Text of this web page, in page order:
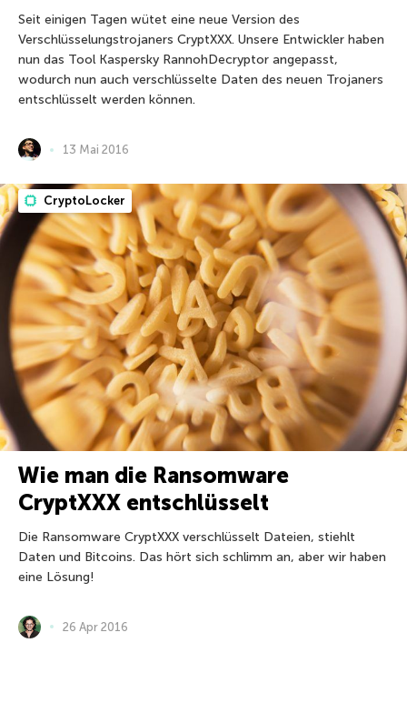
Seit einigen Tagen wütet eine neue Version des
Verschlüsselungstrojaners CryptXXX. Unsere Entwickler haben
nun das Tool Kaspersky RannohDecryptor angepasst,
wodurch nun auch verschlüsselte Daten des neuen Trojaners
entschlüsselt werden können.
13 Mai 2016
CryptoLocker
Wie man die Ransomware
CryptXXX entschlüsselt
Die Ransomware CryptXXX verschlüsselt Dateien, stiehlt
Daten und Bitcoins. Das hört sich schlimm an, aber wir haben
eine Lösung!
26 Apr 2016